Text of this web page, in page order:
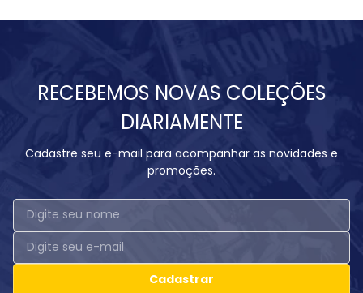
RECEBEMOS NOVAS COLEÇÕES
DIARIAMENTE
Cadastre seu e-mail para acompanhar as novidades e
promoções.
Cadastrar